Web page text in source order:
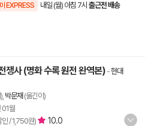
EXPRESS 내일 (월) 아침 7시 출근전 배송
쟁사 (명화 수록 원전 완역본) -현대
박문재 (옮긴이)
월
/ 1,750원) 10.0